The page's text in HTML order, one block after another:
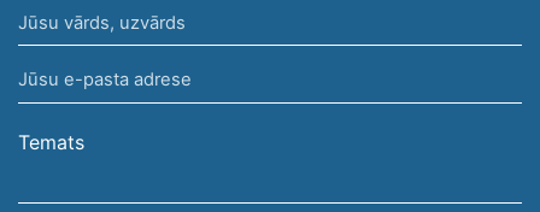
Jūsu
vārds,
uzvārds
Jūsu
e-
pasta
Temats